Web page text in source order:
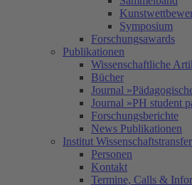
Symposium
Forschungsawards
Publikationen
Wissenschaftliche
Bücher
Journal
Journal »PH student
Forschungsberichte
News Publikationen
Institut Wissenschaftstransfer
Personen
Kontakt
Termine, Calls &